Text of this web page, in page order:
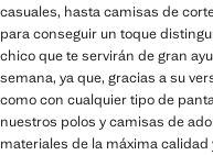
casuales, hasta camisas de
para conseguir un toque
chico que te servirán de gran
semana, ya que, gracias a su
como con cualquier tipo de
nuestros polos y camisas de
materiales de la máxima